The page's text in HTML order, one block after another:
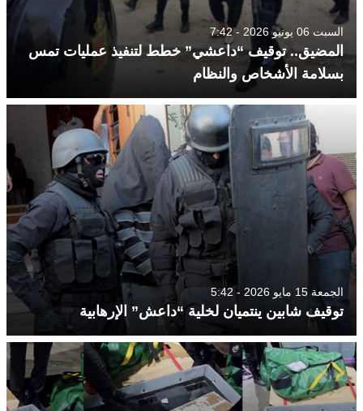
السبت 06 يونيو 2026 - 7:42
المضيق.. توقيف “داعشي” خطط لتنفيذ عمليات تمس
بسلامة الأشخاص والنظام
الجمعة 15 مايو 2026 - 5:42
توقيف شابين ينتميان لخلية “داعش” الإرهابية